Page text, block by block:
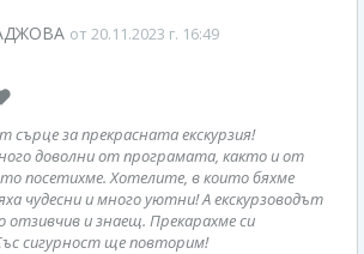
от 20.11.2023 г. 16:49
сърце за прекрасната екскурзия!
доволни от програмата, както и от
посетихме. Хотелите, в които бяхме
чудесни и много уютни! А екскурзоводът
отзивчив и знаещ. Прекарахме си
сигурност ще повторим!